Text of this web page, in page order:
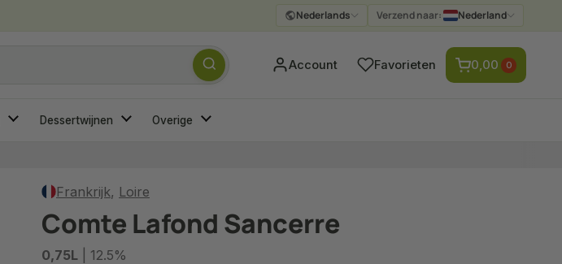
Nederlands Verzend naar: Nederland
Verzenden Account Favorieten 0,00 0
Dessertwijnen Overige
Frankrijk, Loire
Comte Lafond Sancerre
0,75L | 12.5%